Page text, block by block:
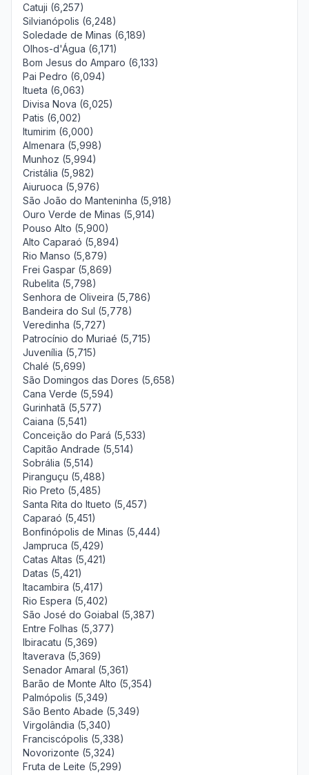
Catuji (6,257)
Silvianópolis (6,248)
Soledade de Minas (6,189)
Olhos-d'Água (6,171)
Bom Jesus do Amparo (6,133)
Pai Pedro (6,094)
Itueta (6,063)
Divisa Nova (6,025)
Patis (6,002)
Itumirim (6,000)
Almenara (5,998)
Munhoz (5,994)
Cristália (5,982)
Aiuruoca (5,976)
São João do Manteninha (5,918)
Ouro Verde de Minas (5,914)
Pouso Alto (5,900)
Alto Caparaó (5,894)
Rio Manso (5,879)
Frei Gaspar (5,869)
Rubelita (5,798)
Senhora de Oliveira (5,786)
Bandeira do Sul (5,778)
Veredinha (5,727)
Patrocínio do Muriaé (5,715)
Juvenília (5,715)
Chalé (5,699)
São Domingos das Dores (5,658)
Cana Verde (5,594)
Gurinhatã (5,577)
Caiana (5,541)
Conceição do Pará (5,533)
Capitão Andrade (5,514)
Sobrália (5,514)
Piranguçu (5,488)
Rio Preto (5,485)
Santa Rita do Itueto (5,457)
Caparaó (5,451)
Bonfinópolis de Minas (5,444)
Jampruca (5,429)
Catas Altas (5,421)
Datas (5,421)
Itacambira (5,417)
Rio Espera (5,402)
São José do Goiabal (5,387)
Entre Folhas (5,377)
Ibiracatu (5,369)
Itaverava (5,369)
Senador Amaral (5,361)
Barão de Monte Alto (5,354)
Palmópolis (5,349)
São Bento Abade (5,349)
Virgolândia (5,340)
Franciscópolis (5,338)
Novorizonte (5,324)
Fruta de Leite (5,299)